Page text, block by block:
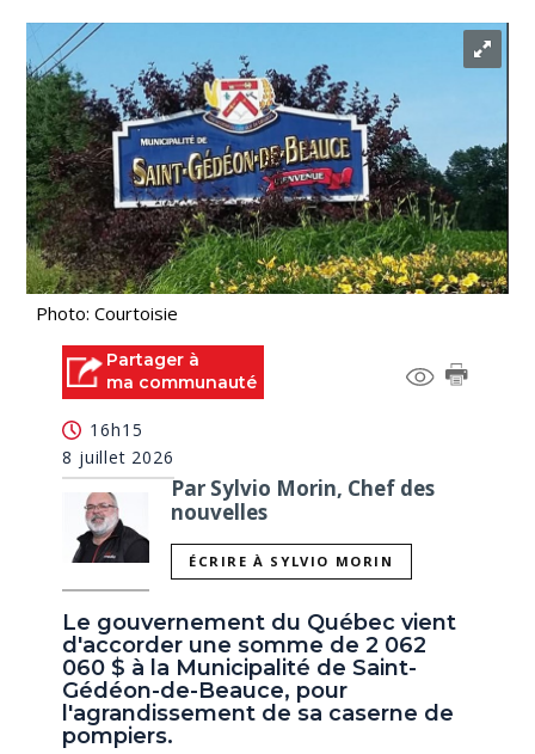
Photo: Courtoisie
Partager à
ma communauté
16h15
8 juillet 2026
Par Sylvio Morin, Chef des
nouvelles
ÉCRIRE À SYLVIO MORIN
Le gouvernement du Québec vient
d'accorder une somme de 2 062
060 $ à la Municipalité de Saint-
Gédéon-de-Beauce, pour
l'agrandissement de sa caserne de
pompiers.